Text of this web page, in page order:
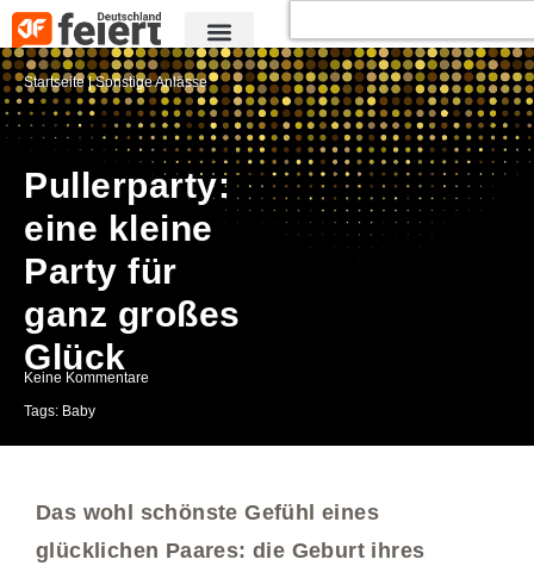
Startseite|Sonstige Anlässe
Pullerparty:
eine kleine
Party für
ganz großes
Glück
Keine Kommentare
Tags: Baby
Das wohl schönste Gefühl eines
glücklichen Paares: die Geburt ihres